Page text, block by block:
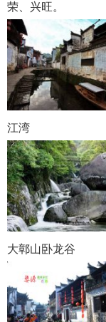
荣、兴旺。
江湾
大鄣山卧龙谷